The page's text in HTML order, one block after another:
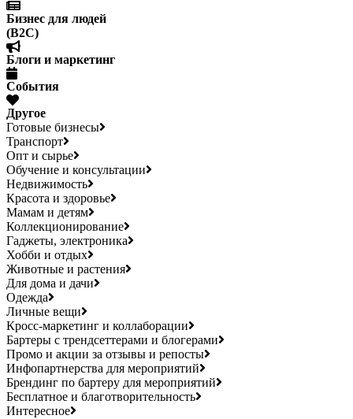
Бизнес для людей
(B2C)
Блоги и маркетинг
События
Другое
Готовые бизнесы
Транспорт
Опт и сырье
Обучение и консультации
Недвижимость
Красота и здоровье
Мамам и детям
Коллекционирование
Гаджеты, электроника
Хобби и отдых
Животные и растения
Для дома и дачи
Одежда
Личные вещи
Кросс-маркетинг и коллаборации
Бартеры с трендсеттерами и блогерами
Промо и акции за отзывы и репосты
Инфопартнерства для мероприятий
Брендинг по бартеру для мероприятий
Бесплатное и благотворительность
Интересное